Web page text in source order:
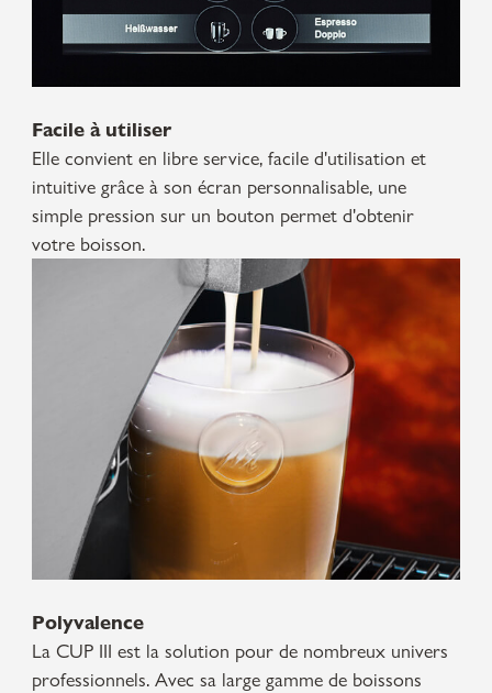
Facile à utiliser
Elle convient en libre service, facile d'utilisation et
intuitive grâce à son écran personnalisable, une
simple pression sur un bouton permet d'obtenir
votre boisson.
Polyvalence
La CUP III est la solution pour de nombreux univers
professionnels. Avec sa large gamme de boissons